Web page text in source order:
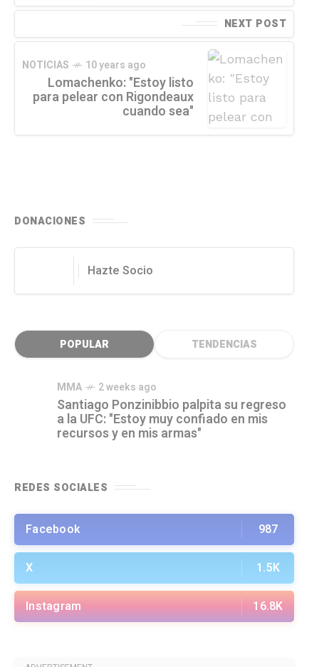
NEXT POST
NOTICIAS 10 years ago
Lomachenko: "Estoy listo
para pelear con Rigondeaux
cuando sea"
DONACIONES
Hazte Socio
POPULAR TENDENCIAS
MMA 2 weeks ago
Santiago Ponzinibbio palpita su regreso
a la UFC: "Estoy muy confiado en mis
recursos y en mis armas"
REDES SOCIALES
Facebook 987
X 1.5K
Instagram 16.8K